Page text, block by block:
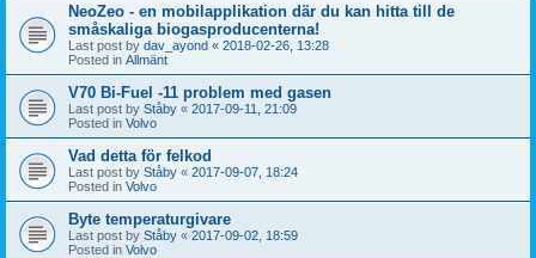
NeoZeo - en mobilapplikation där du kan hitta till de
småskaliga biogasproducenterna!
Last post by dav_ayond « 2018-02-26, 13:28
Posted in Allmänt
V70 Bi-Fuel -11 problem med gasen
Last post by Ståby « 2017-09-11, 21:09
Posted in Volvo
Vad detta för felkod
Last post by Ståby « 2017-09-07, 18:24
Posted in Volvo
Byte temperaturgivare
Last post by Ståby « 2017-09-02, 18:59
Posted in Volvo